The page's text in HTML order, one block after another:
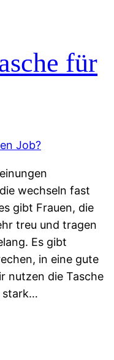
für
wechseln fast
gibt Frauen, die
treu und tragen
Es gibt
in eine gute
nutzen die Tasche
stark…